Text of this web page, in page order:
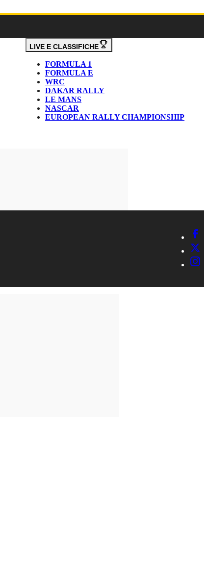
LIVE E CLASSIFICHE
FORMULA 1
FORMULA E
WRC
DAKAR RALLY
LE MANS
NASCAR
EUROPEAN RALLY CHAMPIONSHIP